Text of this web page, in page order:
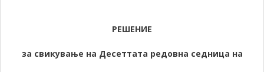
РЕШЕНИЕ
за свикување на Десеттата редовна седница на